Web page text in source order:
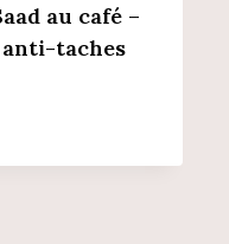
au café –
taches